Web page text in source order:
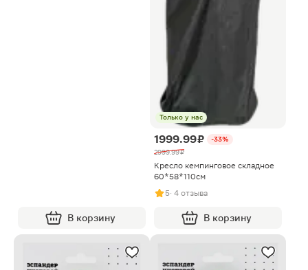
В корзину
Только у нас
1999.99 ₽
-33%
2999.99 ₽
Кресло кемпинговое складное
60*58*110см
5· 4 отзыва
В корзину